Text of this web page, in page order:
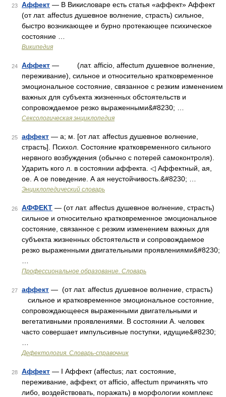
23 Аффект — В Викисловаре есть статья «аффект» Аффект
(от лат. affectus душевное волнение, страсть) сильное,
быстро возникающее и бурно протекающее психическое
состояние …
Википедия
24 Аффект — (лат. afficio, affectum душевное волнение,
переживание), сильное и относительно кратковременное
эмоциональное состояние, связанное с резким изменением
важных для субъекта жизненных обстоятельств и
сопровождаемое резко выраженными&#8230; …
Сексологическая энциклопедия
25 аффект — а; м. [от лат. affectus душевное волнение,
страсть]. Психол. Состояние кратковременного сильного
нервного возбуждения (обычно с потерей самоконтроля).
Ударить кого л. в состоянии аффекта. ◁ Аффектный, ая,
ое. А ое поведение. А ая неустойчивость.&#8230; …
Энциклопедический словарь
26 АФФЕКТ — (от лат. affectus душевное волнение, страсть)
сильное и относительно кратковременное эмоциональное
состояние, связанное с резким изменением важных для
субъекта жизненных обстоятельств и сопровождаемое
резко выраженными двигательными проявлениями&#8230;
Профессиональное образование. Словарь
27 аффект — (от лат. affectus душевное волнение, страсть)
сильное и кратковременное эмоциональное состояние,
сопровождающееся выраженными двигательными и
вегетативными проявлениями. В состоянии А. человек
часто совершает импульсивные поступки, идущие&#8230;
Дефектология. Словарь-справочник
28 Аффект — I Аффект (affectus; лат. состояние,
переживание, аффект, от afficio, affectum причинять что
либо, воздействовать, поражать) в морфологии комплекс